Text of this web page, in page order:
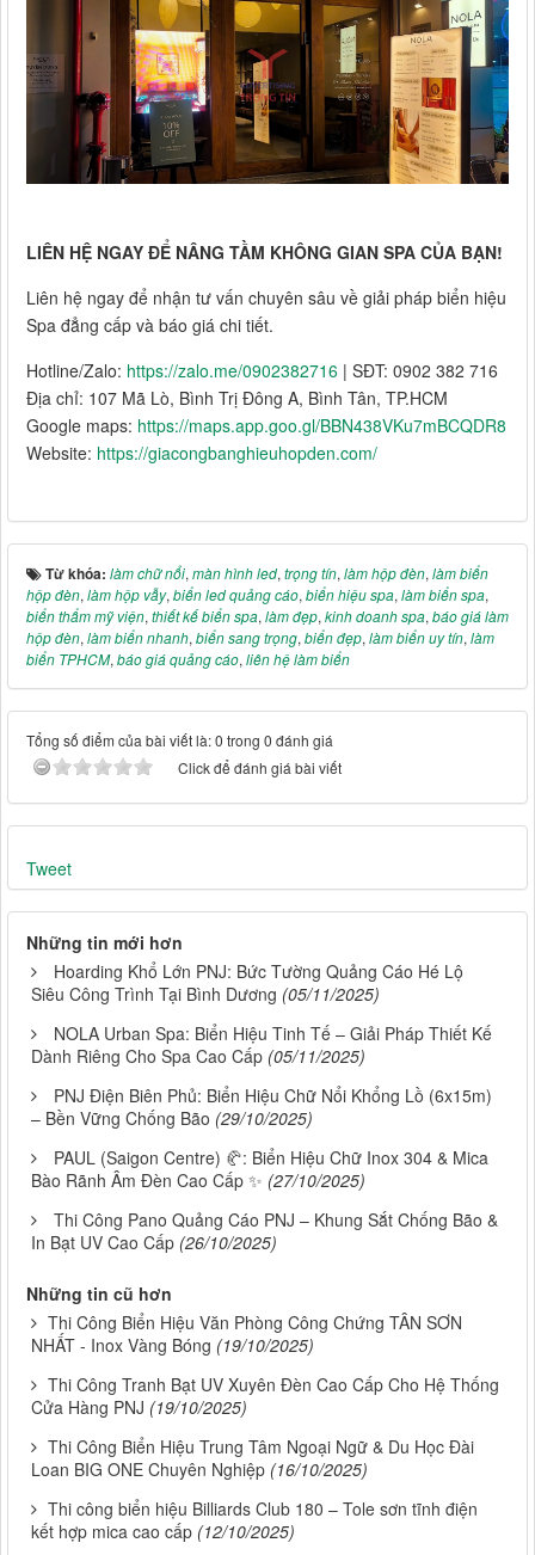
LIÊN HỆ NGAY ĐỂ NÂNG TẦM KHÔNG GIAN SPA CỦA BẠN!
Liên hệ ngay để nhận tư vấn chuyên sâu về giải pháp biển hiệu
Spa đẳng cấp và báo giá chi tiết.
Hotline/Zalo: https://zalo.me/0902382716 | SĐT: 0902 382 716
Địa chỉ: 107 Mã Lò, Bình Trị Đông A, Bình Tân, TP.HCM
Google maps: https://maps.app.goo.gl/BBN438VKu7mBCQDR8
Website: https://giacongbanghieuhopden.com/
Từ khóa: làm chữ nổi, màn hình led, trọng tín, làm hộp đèn, làm biển
hộp đèn, làm hộp vẫy, biển led quảng cáo, biển hiệu spa, làm biển spa,
biển thẩm mỹ viện, thiết kế biển spa, làm đẹp, kinh doanh spa, báo giá làm
hộp đèn, làm biển nhanh, biển sang trọng, biển đẹp, làm biển uy tín, làm
biển TPHCM, báo giá quảng cáo, liên hệ làm biển
Tổng số điểm của bài viết là: 0 trong 0 đánh giá
Click để đánh giá bài viết
Tweet
Những tin mới hơn
Hoarding Khổ Lớn PNJ: Bức Tường Quảng Cáo Hé Lộ
Siêu Công Trình Tại Bình Dương (05/11/2025)
NOLA Urban Spa: Biển Hiệu Tinh Tế – Giải Pháp Thiết Kế
Dành Riêng Cho Spa Cao Cấp (05/11/2025)
PNJ Điện Biên Phủ: Biển Hiệu Chữ Nổi Khổng Lồ (6x15m)
– Bền Vững Chống Bão (29/10/2025)
PAUL (Saigon Centre) 🥐: Biển Hiệu Chữ Inox 304 & Mica
Bào Rãnh Âm Đèn Cao Cấp ✨ (27/10/2025)
Thi Công Pano Quảng Cáo PNJ – Khung Sắt Chống Bão &
In Bạt UV Cao Cấp (26/10/2025)
Những tin cũ hơn
Thi Công Biển Hiệu Văn Phòng Công Chứng TÂN SƠN
NHẤT - Inox Vàng Bóng (19/10/2025)
Thi Công Tranh Bạt UV Xuyên Đèn Cao Cấp Cho Hệ Thống
Cửa Hàng PNJ (19/10/2025)
Thi Công Biển Hiệu Trung Tâm Ngoại Ngữ & Du Học Đài
Loan BIG ONE Chuyên Nghiệp (16/10/2025)
Thi công biển hiệu Billiards Club 180 – Tole sơn tĩnh điện
kết hợp mica cao cấp (12/10/2025)